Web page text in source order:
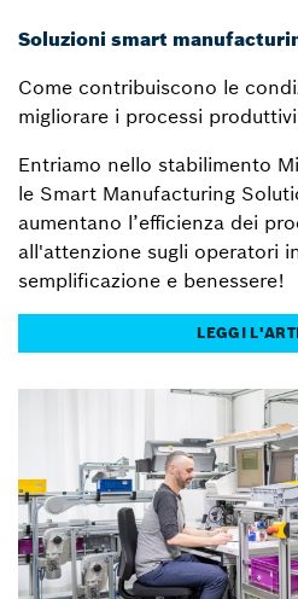
Soluzioni smart
Come contribuiscono le
migliorare i processi
Entriamo nello stabilimento
le Smart Manufacturing
aumentano l’efficienza dei
all'attenzione sugli operatori
semplificazione e benessere!
LEGGI